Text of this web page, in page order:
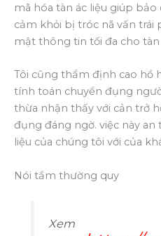
mã hóa tàn ác liệu giúp
cảm khỏi bị tróc nã vấn
mật thông tin tối đa cho tàn
Tôi cũng thẩm định cao hồ
tính toán chuyển đụng
thừa nhận thấy với cản trở
đụng đáng ngờ. việc này an
liệu của chúng tôi với của
Nói tầm thường quy
Xem